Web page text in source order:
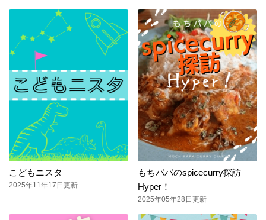
こどもニスタ
2025年11年17日更新
もちパパのspicecurry探訪
Hyper！
2025年05年28日更新